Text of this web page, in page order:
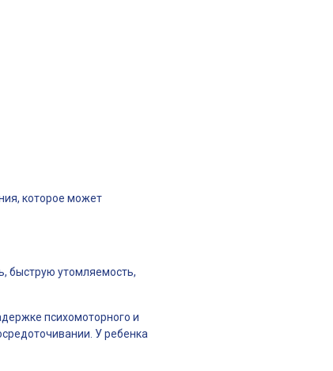
которое может
быструю утомляемость,
психомоторного и
У ребенка